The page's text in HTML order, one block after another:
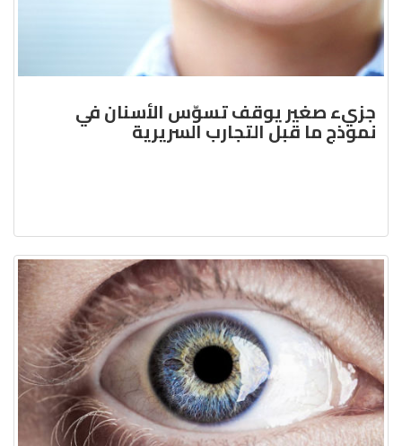
جزيء صغير يوقف تسوّس الأسنان في
نموذج ما قبل التجارب السريرية